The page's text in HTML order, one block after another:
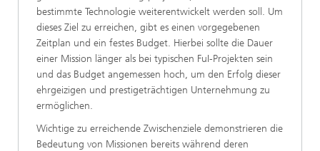
bestimmte Technologie weiterentwickelt werden soll. Um
dieses Ziel zu erreichen, gibt es einen vorgegebenen
Zeitplan und ein festes Budget. Hierbei sollte die Dauer
einer Mission länger als bei typischen FuI-Projekten sein
und das Budget angemessen hoch, um den Erfolg dieser
ehrgeizigen und prestigeträchtigen Unternehmung zu
ermöglichen.
Wichtige zu erreichende Zwischenziele demonstrieren die
Bedeutung von Missionen bereits während deren